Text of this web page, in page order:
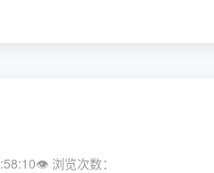
👁 浏览次数：